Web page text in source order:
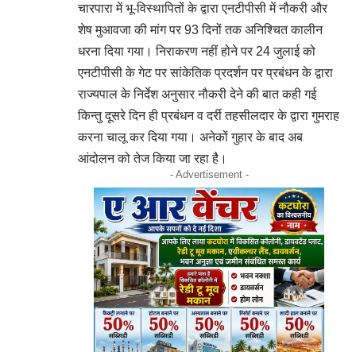
चारपारा में भू-विस्थापितों के द्वारा एनटीपीसी में नौकरी और
शेष मुआवजा की मांग पर 93 दिनों तक अनिश्चित कालीन
धरना दिया गया। निराकरण नहीं होने पर 24 जुलाई को
एनटीपीसी के गेट पर सांकेतिक प्रदर्शन पर प्रबंधन के द्वारा
राज्यपाल के निर्देश अनुसार नौकरी देने की बात कही गई
किन्तु दूसरे दिन ही प्रबंधन व दर्री तहसीलदार के द्वारा गुमराह
करना चालू कर दिया गया। अनेकों गुहार के बाद अब
आंदोलन को तेज किया जा रहा है।
- Advertisement -